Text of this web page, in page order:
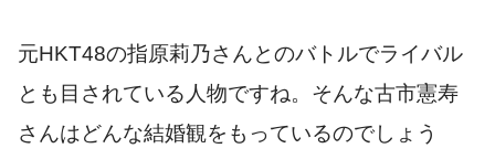
元HKT48の指原莉乃さんとのバトルでライバル
とも目されている人物ですね。そんな古市憲寿
さんはどんな結婚観をもっているのでしょう